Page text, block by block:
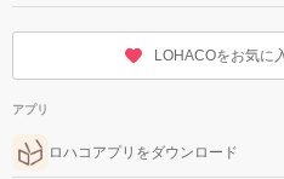
LOHACOをお気に
アプリ
ロハコアプリをダウンロード